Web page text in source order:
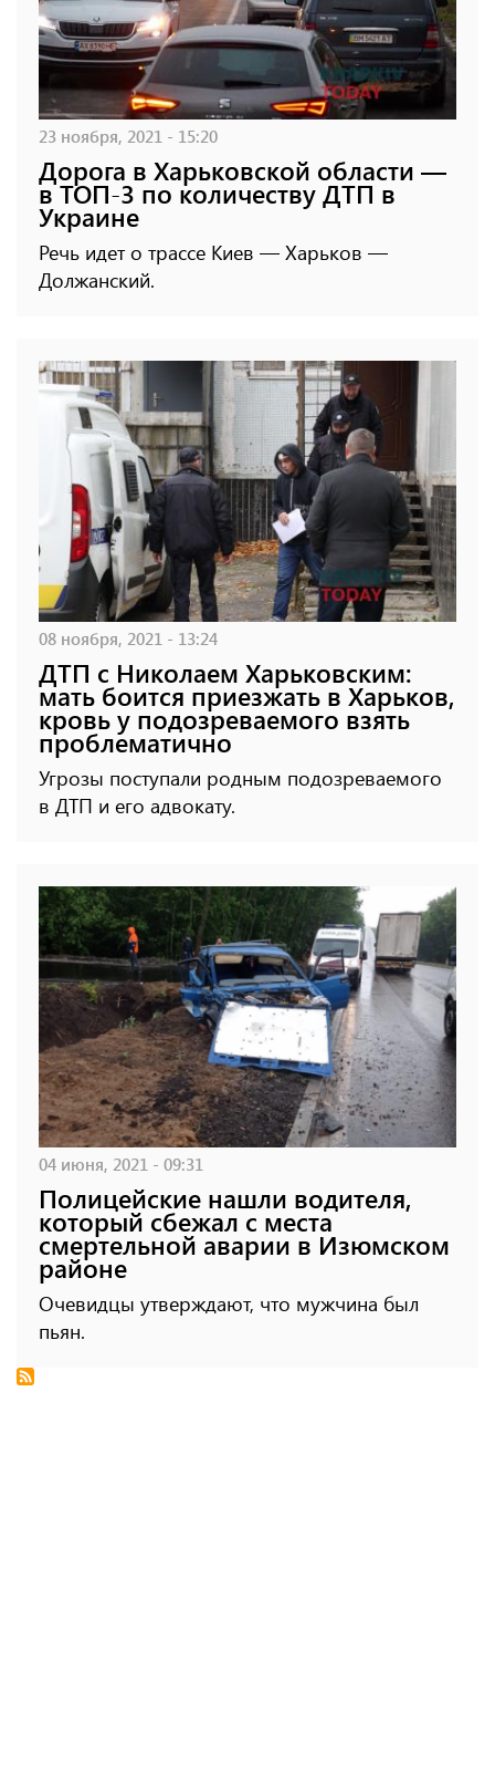
23 ноября, 2021 - 15:20
Дорога в Харьковской области —
в ТОП-3 по количеству ДТП в
Украине
Речь идет о трассе Киев — Харьков —
Должанский.
08 ноября, 2021 - 13:24
ДТП с Николаем Харьковским:
мать боится приезжать в Харьков,
кровь у подозреваемого взять
проблематично
Угрозы поступали родным подозреваемого
в ДТП и его адвокату.
04 июня, 2021 - 09:31
Полицейские нашли водителя,
который сбежал с места
смертельной аварии в Изюмском
районе
Очевидцы утверждают, что мужчина был
пьян.